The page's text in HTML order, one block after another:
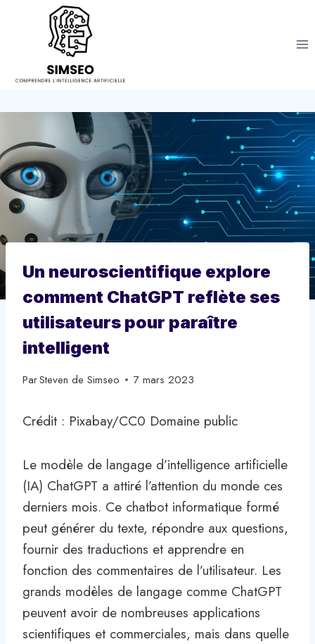
Un neuroscientifique explore
comment ChatGPT reflète ses
utilisateurs pour paraître
intelligent
ParSteven de Simseo 7 mars 2023
Crédit : Pixabay/CC0 Domaine public
Le modèle de langage d’intelligence artificielle
(IA) ChatGPT a attiré l’attention du monde ces
derniers mois. Ce chatbot informatique formé
peut générer du texte, répondre aux questions,
fournir des traductions et apprendre en
fonction des commentaires de l’utilisateur. Les
grands modèles de langage comme ChatGPT
peuvent avoir de nombreuses applications
scientifiques et commerciales, mais dans quelle